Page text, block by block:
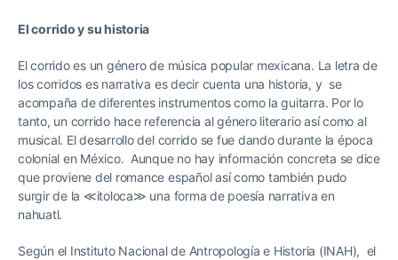
El corrido y su historia
El corrido es un género de música popular mexicana. La letra de
los corridos es narrativa es decir cuenta una historia, y se
acompaña de diferentes instrumentos como la guitarra. Por lo
tanto, un corrido hace referencia al género literario así como al
musical. El desarrollo del corrido se fue dando durante la época
colonial en México. Aunque no hay información concreta se dice
que proviene del romance español así como también pudo
surgir de la ≪itoloca≫ una forma de poesía narrativa en
nahuatl.
Según el Instituto Nacional de Antropología e Historia (INAH), el